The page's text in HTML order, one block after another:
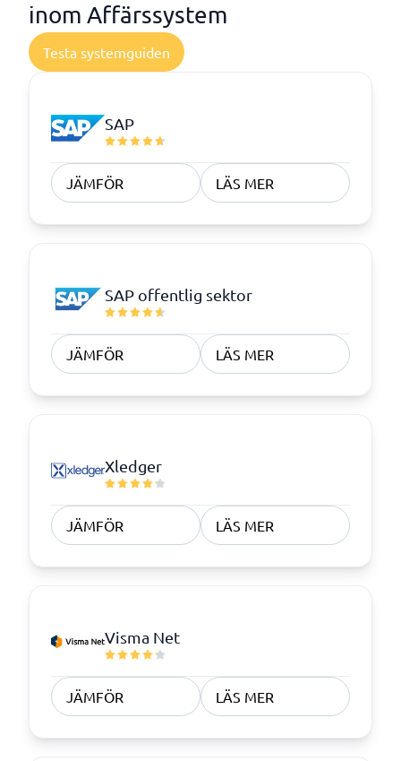
inom Affärssystem
Testa systemguiden
SAP
JÄMFÖR LÄS MER
SAP offentlig sektor
JÄMFÖR LÄS MER
Xledger
JÄMFÖR LÄS MER
Visma Net
JÄMFÖR LÄS MER